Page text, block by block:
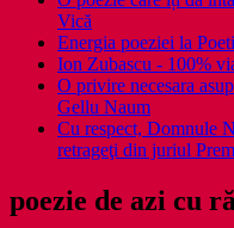
Vică
Energia poeziei la
Ion Zubascu - 100%
O privire necesara
Gellu Naum
Cu respect, Domnule
retrageţi din juriul
poezie de azi cu